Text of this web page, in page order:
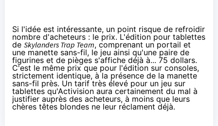
Si l'idée est intéressante, un point risque de refroidir
nombre d'acheteurs : le prix. L'édition pour tablettes
de Skylanders Trap Team, comprenant un portail et
une manette sans-fil, le jeu ainsi qu'une paire de
figurines et de pièges s'affiche déjà à... 75 dollars.
C'est le même prix que pour l'édition sur consoles,
strictement identique, à la présence de la manette
sans-fil près. Un tarif très élevé pour un jeu sur
tablettes qu'Activision aura certainement du mal à
justifier auprès des acheteurs, à moins que leurs
chères têtes blondes ne leur réclament déjà.